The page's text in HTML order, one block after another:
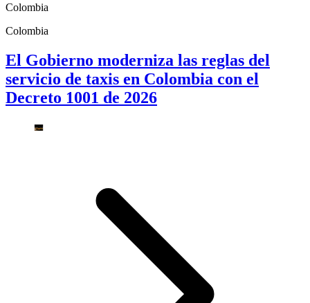
Colombia
Colombia
El Gobierno moderniza las reglas del
servicio de taxis en Colombia con el
Decreto 1001 de 2026